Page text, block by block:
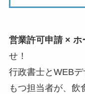
営業許可申請 × ホ
せ！
行政書士とWEB
もつ担当者が、飲